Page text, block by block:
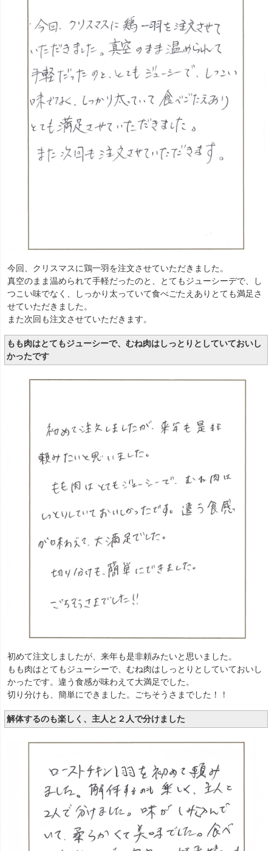
今回、クリスマスに鶏一羽を注文させていただきました。
真空のまま温められて手軽だったのと、とてもジューシーデで、し
つこい味でなく、しっかり太っていて食べごたえありとても満足さ
せていただきました。
また次回も注文させていただきます。
もも肉はとてもジューシーで、むね肉はしっとりとしていておいし
かったです
初めて注文しましたが、来年も是非頼みたいと思いました。
もも肉はとてもジューシーで、むね肉はしっとりとしていておいし
かったです。違う食感が味わえて大満足でした。
切り分けも、簡単にできました。ごちそうさまでした！！
解体するのも楽しく、主人と２人で分けました